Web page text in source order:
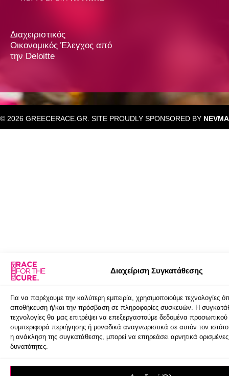
Διαχείριση Συγκατάθεσης
Για να παρέχουμε την καλύτερη εμπειρία, χρησιμοποιούμε τεχνολογίες
αποθήκευση ή/και την πρόσβαση σε πληροφορίες συσκευών. Η
τεχνολογίες θα μας επιτρέψει να επεξεργαστούμε δεδομένα
συμπεριφορά περιήγησης ή μοναδικά αναγνωριστικά σε αυτόν τον
η ανάκληση της συγκατάθεσης, μπορεί να επηρεάσει αρνητικά ορισμένες
δυνατότητες.
Διαχειριστικός
Οικονομικός Έλεγχος από
την Deloitte
© 2026 GREECERACE.GR. SITE PROUDLY SPONSORED BY NEVMA